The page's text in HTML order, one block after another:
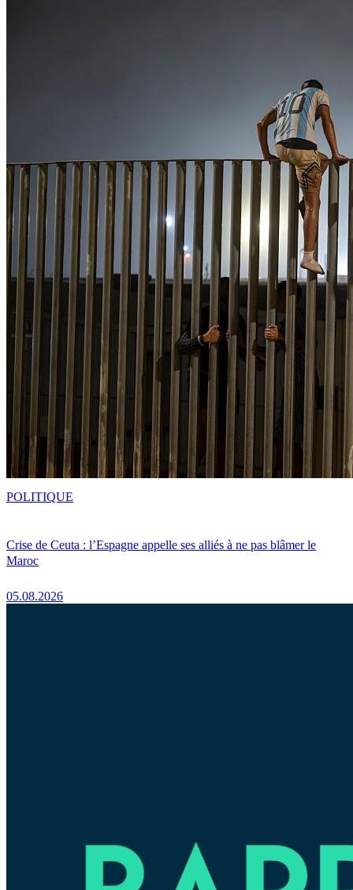
Crise de Ceuta : l’Espagne appelle ses alliés à ne pas blâmer le
Maroc
05.08.2026
POLITIQUE